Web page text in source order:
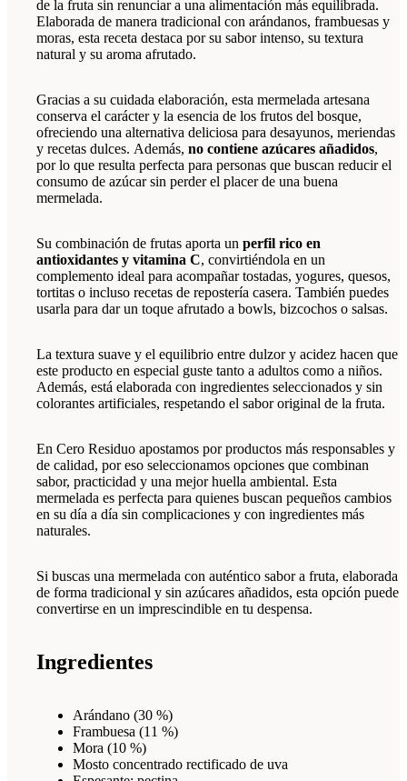
de la fruta sin renunciar a una alimentación más equilibrada.
Elaborada de manera tradicional con arándanos, frambuesas y
moras, esta receta destaca por su sabor intenso, su textura
natural y su aroma afrutado.
Gracias a su cuidada elaboración, esta mermelada artesana
conserva el carácter y la esencia de los frutos del bosque,
ofreciendo una alternativa deliciosa para desayunos, meriendas
y recetas dulces. Además, no contiene azúcares añadidos,
por lo que resulta perfecta para personas que buscan reducir el
consumo de azúcar sin perder el placer de una buena
mermelada.
Su combinación de frutas aporta un perfil rico en
antioxidantes y vitamina C, convirtiéndola en un
complemento ideal para acompañar tostadas, yogures, quesos,
tortitas o incluso recetas de repostería casera. También puedes
usarla para dar un toque afrutado a bowls, bizcochos o salsas.
La textura suave y el equilibrio entre dulzor y acidez hacen que
este producto en especial guste tanto a adultos como a niños.
Además, está elaborada con ingredientes seleccionados y sin
colorantes artificiales, respetando el sabor original de la fruta.
En Cero Residuo apostamos por productos más responsables y
de calidad, por eso seleccionamos opciones que combinan
sabor, practicidad y una mejor huella ambiental. Esta
mermelada es perfecta para quienes buscan pequeños cambios
en su día a día sin complicaciones y con ingredientes más
naturales.
Si buscas una mermelada con auténtico sabor a fruta, elaborada
de forma tradicional y sin azúcares añadidos, esta opción puede
convertirse en un imprescindible en tu despensa.
Ingredientes
Arándano (30 %)
Frambuesa (11 %)
Mora (10 %)
Mosto concentrado rectificado de uva